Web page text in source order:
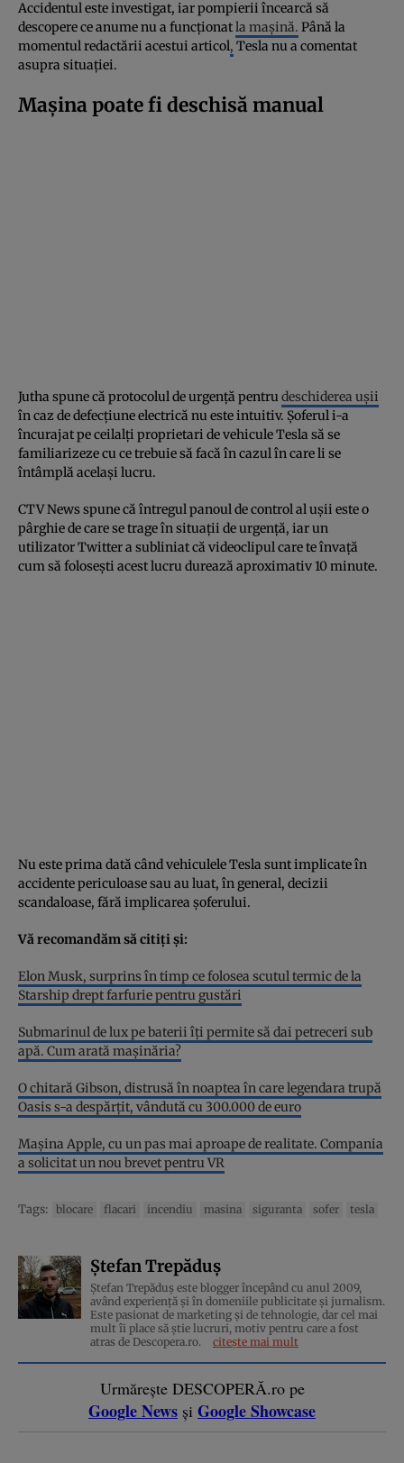
Accidentul este investigat, iar pompierii încearcă să
descopere ce anume nu a funcționatla mașină. Până la
momentul redactării acestui articol, Tesla nu a comentat
asupra situației.
Mașina poate fi deschisă manual
Jutha spune că protocolul de urgență pentru deschiderea ușii
în caz de defecțiune electrică nu este intuitiv. Șoferul i-a
încurajat pe ceilalți proprietari de vehicule Tesla să se
familiarizeze cu ce trebuie să facă în cazul în care li se
întâmplă același lucru.
CTV News spune că întregul panoul de control al ușii este o
pârghie de care se trage în situații de urgență, iar un
utilizator Twitter a subliniat că videoclipul care te învață
cum să folosești acest lucru durează aproximativ 10 minute.
Nu este prima dată când vehiculele Tesla sunt implicate în
accidente periculoase sau au luat, în general, decizii
scandaloase, fără implicarea șoferului.
Vă recomandăm să citiți și:
Elon Musk, surprins în timp ce folosea scutul termic de la
Starship drept farfurie pentru gustări
Submarinul de lux pe baterii îți permite să dai petreceri sub
apă. Cum arată mașinăria?
O chitară Gibson, distrusă în noaptea în care legendara trupă
Oasis s-a despărțit, vândută cu 300.000 de euro
Mașina Apple, cu un pas mai aproape de realitate. Compania
a solicitat un nou brevet pentru VR
Tags: blocare flacari incendiu masina siguranta sofer tesla
Ștefan Trepăduș
Ștefan Trepăduș este blogger începând cu anul 2009,
având experiență și în domeniile publicitate și jurnalism.
Este pasionat de marketing și de tehnologie, dar cel mai
mult îi place să știe lucruri, motiv pentru care a fost
atras de Descopera.ro.
citește mai mult
Urmărește DESCOPERĂ.ro pe
Google News și Google Showcase